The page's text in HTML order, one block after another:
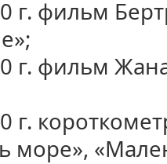
г. фильм
г. фильм
г.
море»,